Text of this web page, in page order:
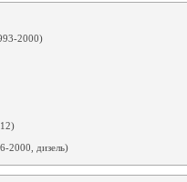
2000)
2000, дизель)